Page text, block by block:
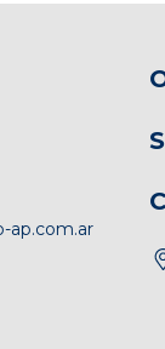
ap.com.ar